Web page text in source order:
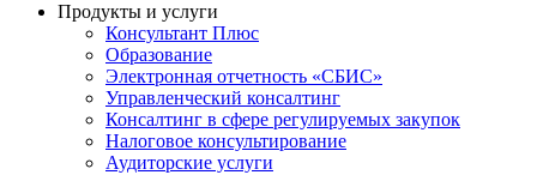
Продукты и услуги
Консультант Плюс
Образование
Электронная отчетность «СБИС»
Управленческий консалтинг
Консалтинг в сфере регулируемых закупок
Налоговое консультирование
Аудиторские услуги